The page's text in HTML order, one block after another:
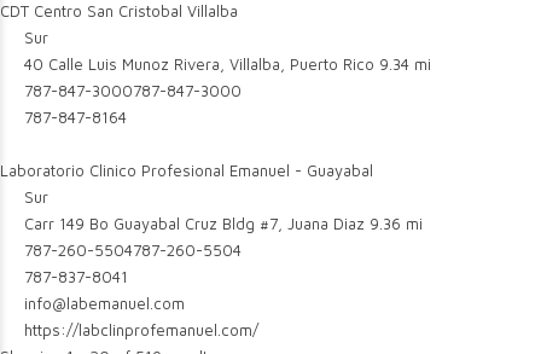
CDT Centro San Cristobal Villalba
Sur
40 Calle Luis Munoz Rivera, Villalba, Puerto Rico 9.34 mi
787-847-3000787-847-3000
787-847-8164
Laboratorio Clinico Profesional Emanuel - Guayabal
Sur
Carr 149 Bo Guayabal Cruz Bldg #7, Juana Diaz 9.36 mi
787-260-5504787-260-5504
787-837-8041
info@labemanuel.com
https://labclinprofemanuel.com/